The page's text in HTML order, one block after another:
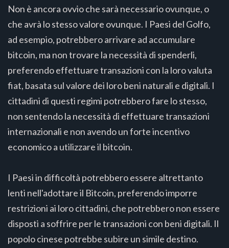
Non è ancora ovvio che sarà necessario ovunque, o
che avrà lo stesso valore ovunque. I Paesi del Golfo,
ad esempio, potrebbero arrivare ad accumulare
bitcoin, ma non trovare la necessità di spenderli,
preferendo effettuare transazioni con la loro valuta
fiat, basata sul valore dei loro beni naturali e digitali. I
cittadini di questi regimi potrebbero fare lo stesso,
non sentendo la necessità di effettuare transazioni
internazionali e non avendo un forte incentivo
economico a utilizzare il bitcoin.
I Paesi in difficoltà potrebbero essere altrettanto
lenti nell'adottare il Bitcoin, preferendo imporre
restrizioni ai loro cittadini, che potrebbero non essere
disposti a soffrire per le transazioni con beni digitali. Il
popolo cinese potrebbe subire un simile destino.